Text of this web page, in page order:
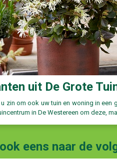
uit De Grote
zin om ook uw tuin en woning in een
in De Westereen om deze,
eens naar de